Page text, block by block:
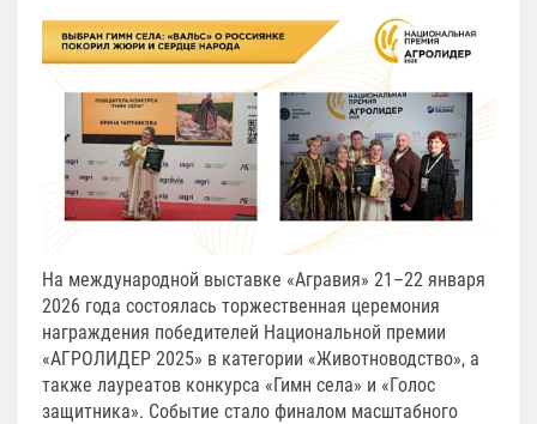
На международной выставке «Агравия» 21–22 января
2026 года состоялась торжественная церемония
награждения победителей Национальной премии
«АГРОЛИДЕР 2025» в категории «Животноводство», а
также лауреатов конкурса «Гимн села» и «Голос
защитника». Событие стало финалом масштабного